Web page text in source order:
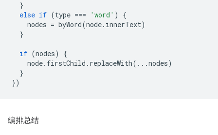
}
else if (type === 'word' )
{
nodes = byWord(node. innerText)
}
if (nodes)
{
node. firstChild . replaceWith(...nodes)
}
})
编排总结